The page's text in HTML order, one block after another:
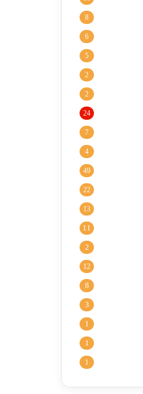
8
6
5
2
2
24
7
4
49
22
13
11
2
12
8
3
1
1
1